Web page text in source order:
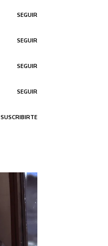
SEGUIR
SEGUIR
SEGUIR
SEGUIR
SUSCRIBIRTE